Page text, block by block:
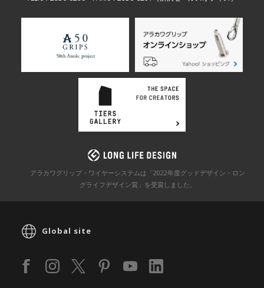
アラカワグリップ・ワイヤーシステムは「2022年度グッドデザイン・ロン
グライフデザイン賞」を受賞しました。
Global site